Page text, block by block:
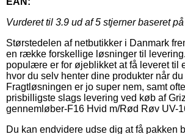
Vurderet til 3.9 ud af 5 stjerner baseret på
Størstedelen af netbutikker i Danmark
en række forskellige løsninger til
populære er for øjeblikket at få leveret til
hvor du selv henter dine produkter når du
Fragtløsningen er jo super nem, samt
prisbilligste slags levering ved køb af
gennemløber-F16 Hvid m/Rød Røv UV-
Du kan endvidere udse dig at få pakken